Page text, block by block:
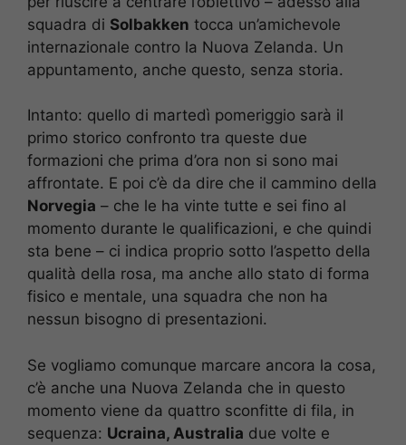
squadra di Solbakken tocca un’amichevole
internazionale contro la Nuova Zelanda. Un
appuntamento, anche questo, senza storia.
Intanto: quello di martedì pomeriggio sarà il
primo storico confronto tra queste due
formazioni che prima d’ora non si sono mai
affrontate. E poi c’è da dire che il cammino della
Norvegia – che le ha vinte tutte e sei fino al
momento durante le qualificazioni, e che quindi
sta bene – ci indica proprio sotto l’aspetto della
qualità della rosa, ma anche allo stato di forma
fisico e mentale, una squadra che non ha
nessun bisogno di presentazioni.
Se vogliamo comunque marcare ancora la cosa,
c’è anche una Nuova Zelanda che in questo
momento viene da quattro sconfitte di fila, in
sequenza: Ucraina, Australia due volte e